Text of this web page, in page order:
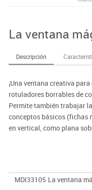
La ventana
Descripción
¡Una ventana creativa
rotuladores borrables de
Permite también trabajar
conceptos básicos (fichas
en vertical, como plana
MDI33105 La ventana